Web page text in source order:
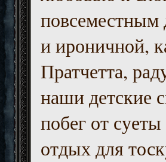
повсеместным
и ироничной,
Пратчетта,
наши детские
побег от
отдых для